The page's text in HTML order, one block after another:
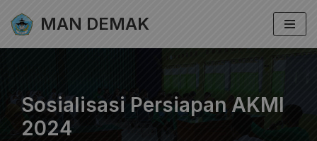
Lompat
MAN DEMAK
Sosialisasi Persiapan AKMI
2024